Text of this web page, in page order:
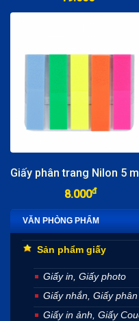
8.000đ
VĂN PHÒNG PHẨM
Sản phẩm giấy
Giấy in, Giấy photo
Giấy nhắn, Giấy
Giấy in ảnh, Giấy